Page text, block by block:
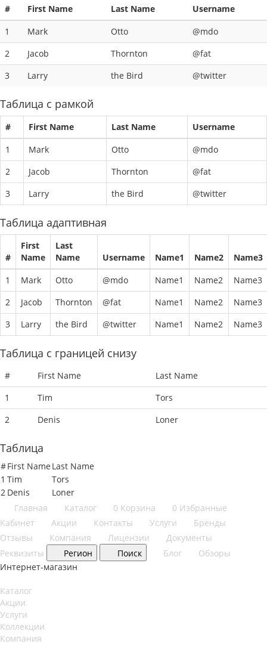
# First Name Last Name
Username
1
Mark Otto
@mdo
2
Jacob Thornton
@fat
3
Larry the Bird @twitter
Таблица с рамкой
# First Name Last Name
Username
1
Mark Otto
@mdo
2
Jacob Thornton
@fat
3
Larry the Bird @twitter
Таблица адаптивная
#
First
Name
Last
Name
Username Name1 Name2
Name3
1
Mark Otto @mdo Name1 Name2
Name3
2
Jacob Thornton @fat Name1 Name2
Name3
3
Larry the Bird @twitter Name1 Name2 Name3
Таблица с границей снизу
# First Name
Last Name
1
Tim
Tors
2
Denis Loner
Таблица
#First Name Last Name
1 Tim
Tors
2 Denis
Loner
Главная
Каталог 0 Корзина 0 Избранные
Кабинет
Акции Контакты Услуги
Бренды
Отзывы
Компания Лицензии
Документы
Реквизиты
Регион Поиск Блог
Обзоры
Интернет-магазин
Каталог
Акции
Услуги
Коллекции
Компания